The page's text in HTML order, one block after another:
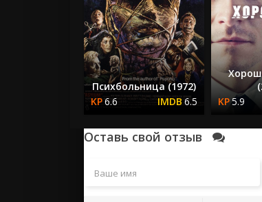
Психбольница (1972)
6.6
6.5
5.9
Оставь свой отзыв